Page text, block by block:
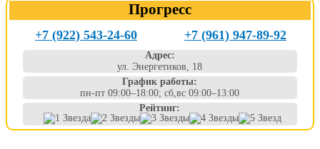
Прогресс
+7 (922) 543-24-60 +7 (961) 947-89-92
Адрес:
ул. Энергетиков, 18
График работы:
пн-пт 09:00–18:00; сб,вс 09:00–13:00
Рейтинг: